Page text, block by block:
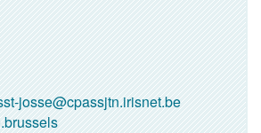
josse@cpassjtn.irisnet.be